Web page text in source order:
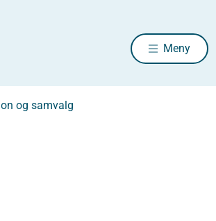
Meny
og samvalg